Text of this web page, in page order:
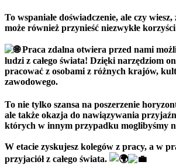
To wspaniałe doświadczenie, ale czy
może również przynieść niezwykłe korzyści
Praca zdalna otwiera przed nami
ludzi z całego świata! Dzięki narzędziom
pracować z osobami z różnych krajów,
zawodowego.
To nie tylko szansa na poszerzenie
ale także okazja do nawiązywania
których w innym przypadku moglibyśmy
W etacie zyskujesz kolegów z pracy, a w
przyjaciół z całego świata.